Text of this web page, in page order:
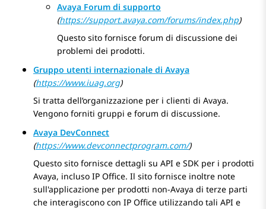
Avaya Forum di supporto
(https://support.avaya.com/forums/index.php)
Questo sito fornisce forum di discussione dei
problemi dei prodotti.
Gruppo utenti internazionale di Avaya
(https://www.iuag.org)
Si tratta dell’organizzazione per i clienti di Avaya.
Vengono forniti gruppi e forum di discussione.
Avaya DevConnect
(https://www.devconnectprogram.com/)
Questo sito fornisce dettagli su API e SDK per i prodotti
Avaya, incluso IP Office. Il sito fornisce inoltre note
sull'applicazione per prodotti non-Avaya di terze parti
che interagiscono con IP Office utilizzando tali API e